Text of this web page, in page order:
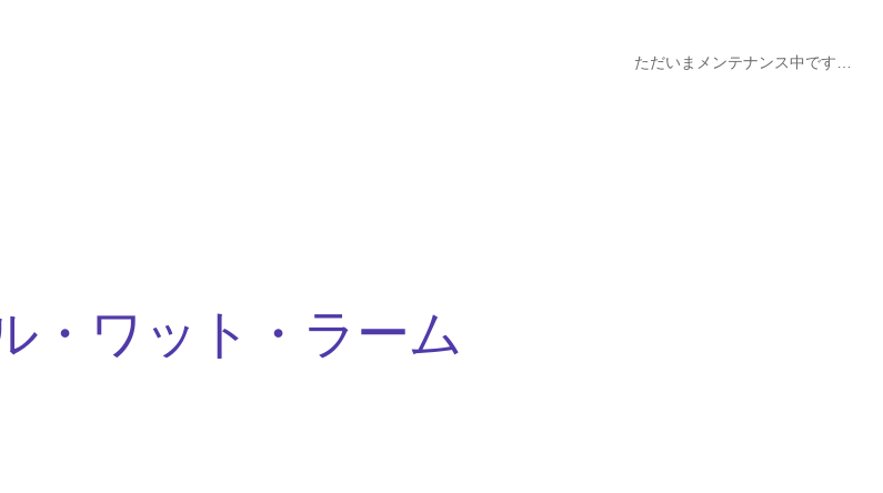
ただいまメンテナンス中です…
・ワット・ラーム